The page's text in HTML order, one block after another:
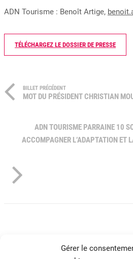
Gérer le
ADN Tourisme : Benoît Artige,
TÉLÉCHARGEZ LE DOSSIER DE PRESSE
BILLET PRÉCÉDENT
MOT DU PRÉSIDENT CHRISTIAN
ADN TOURISME PARRAINE 10
ACCOMPAGNER L’ADAPTATION ET